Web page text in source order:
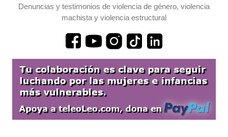
Denuncias y testimonios de violencia de género, violencia
machista y violencia estructural